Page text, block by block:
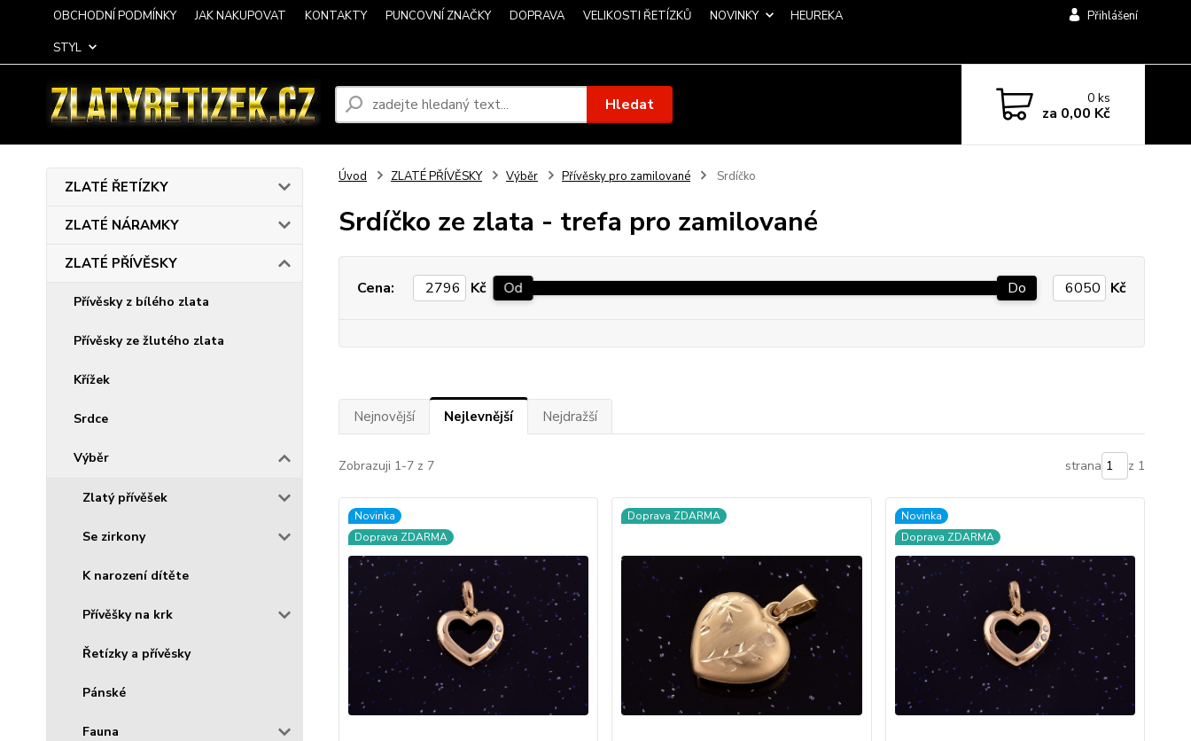
OBCHODNÍ PODMÍNKY JAK NAKUPOVAT KONTAKTY PUNCOVNÍ ZNAČKY DOPRAVA VELIKOSTI ŘETÍZKŮ NOVINKY
HEUREKA
STYL
Přihlášení
Hledat 0ks
za 0,00 Kč
ZLATÉ ŘETÍZKY
ZLATÉ NÁRAMKY
ZLATÉ PŘÍVĚSKY
Přívěsky z bílého zlata
Přívěsky ze žlutého zlata
Křížek
Srdce
Výběr
Zlatý přívěšek
Se zirkony
K narození dítěte
Přívěšky na krk
Řetízky a přívěsky
Pánské
Fauna
Úvod ZLATÉ PŘÍVĚSKY Výběr Přívěsky pro zamilované Srdíčko
Srdíčko ze zlata - trefa pro zamilované
Cena: Kč Od Do Kč
Nejnovější Nejlevnější Nejdražší
Zobrazuji 1-7 z 7 strana z 1
Novinka
Doprava ZDARMA
Doprava ZDARMA
Novinka
Doprava ZDARMA